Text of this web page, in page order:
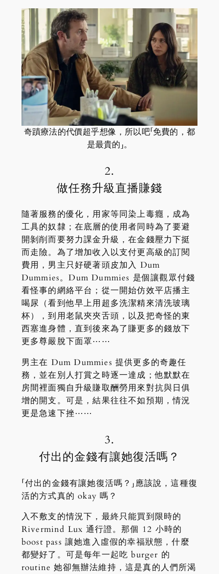
奇蹟療法的代價超乎想像，所以吧「免費的，都
是最貴的」。
2.
做任務升級直播賺錢
隨著服務的優化，用家等同染上毒癮，成為
工具的奴隸；在底層的使用者同時為了要避
開剝削而要努力課金升級，在金錢壓力下挺
而走險。為了增加收入以支付更高級的訂閱
費用，男主只好硬著頭皮加入 Dum
Dummies。Dum Dummies 是個讓觀眾付錢
看怪事的網絡平台；從一開始仿效平店播主
喝尿（看到他早上用超多洗潔精來清洗玻璃
杯），到用老鼠夾夾舌頭，以及把奇怪的東
西塞進身體，直到後來為了賺更多的錢放下
更多尊嚴脫下面罩⋯⋯
男主在 Dum Dummies 提供更多的奇趣任
務，並在別人打賞之時逐一達成；他默默在
房間裡面獨自升級賺取酬勞用來對抗與日俱
增的開支。可是，結果往往不如預期，情況
更是急速下挫⋯⋯
3.
付出的金錢有讓她復活嗎？
「付出的金錢有讓她復活嗎？」應該說，這種復
活的方式真的 okay 嗎？
入不敷支的情況下，最終只能買到限時的
Rivermind Lux 通行證。那個 12 小時的
boost pass 讓她進入虛假的幸福狀態，什麼
都變好了。可是每年一起吃 burger 的
routine 她卻無辦法維持，這是真的人們所渴